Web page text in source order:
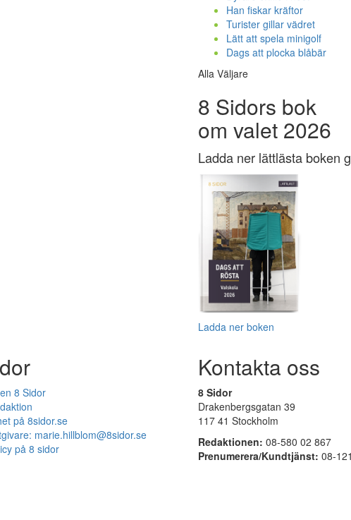
Han fiskar kräftor
Turister gillar vädret
Lätt att spela minigolf
Dags att plocka blåbär
Alla Väljare
8 Sidors bok
om valet 2026
Ladda ner lättlästa boken
Ladda ner boken
8 Sidor
på 8sidor.se
marie.hillblom@8sidor.se
på 8 sidor
Kontakta oss
8 Sidor
Drakenbergsgatan 39
117 41 Stockholm
Redaktionen: 08-580 02 867
Prenumerera/Kundtjänst: 08-